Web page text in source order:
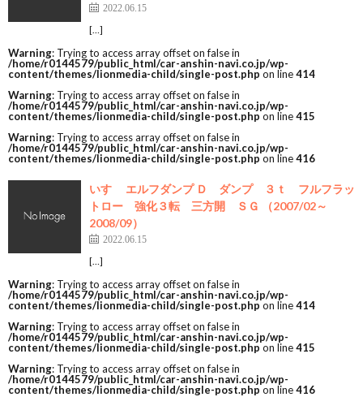
2022.06.15
[…]
Warning: Trying to access array offset on false in
/home/r0144579/public_html/car-anshin-navi.co.jp/wp-
content/themes/lionmedia-child/single-post.php on line414
Warning: Trying to access array offset on false in
/home/r0144579/public_html/car-anshin-navi.co.jp/wp-
content/themes/lionmedia-child/single-post.php on line415
Warning: Trying to access array offset on false in
/home/r0144579/public_html/car-anshin-navi.co.jp/wp-
content/themes/lionmedia-child/single-post.php on line416
いすゞ エルフダンプ Ｄ ダンプ ３ｔ フルフラッ
トロー 強化３転 三方開 ＳＧ （2007/02～
2008/09）
2022.06.15
[…]
Warning: Trying to access array offset on false in
/home/r0144579/public_html/car-anshin-navi.co.jp/wp-
content/themes/lionmedia-child/single-post.php on line414
Warning: Trying to access array offset on false in
/home/r0144579/public_html/car-anshin-navi.co.jp/wp-
content/themes/lionmedia-child/single-post.php on line415
Warning: Trying to access array offset on false in
/home/r0144579/public_html/car-anshin-navi.co.jp/wp-
content/themes/lionmedia-child/single-post.php on line416